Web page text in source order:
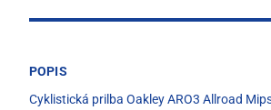
POPIS
Cyklistická prilba Oakley ARO3 Allroad